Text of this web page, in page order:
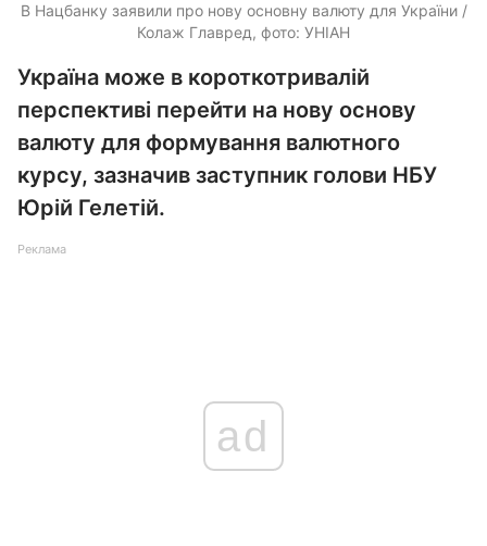
В Нацбанку заявили про нову основну валюту для України /
Колаж Главред, фото: УНІАН
Україна може в короткотривалій
перспективі перейти на нову основу
валюту для формування валютного
курсу, зазначив заступник голови НБУ
Юрій Гелетій.
Реклама
ad